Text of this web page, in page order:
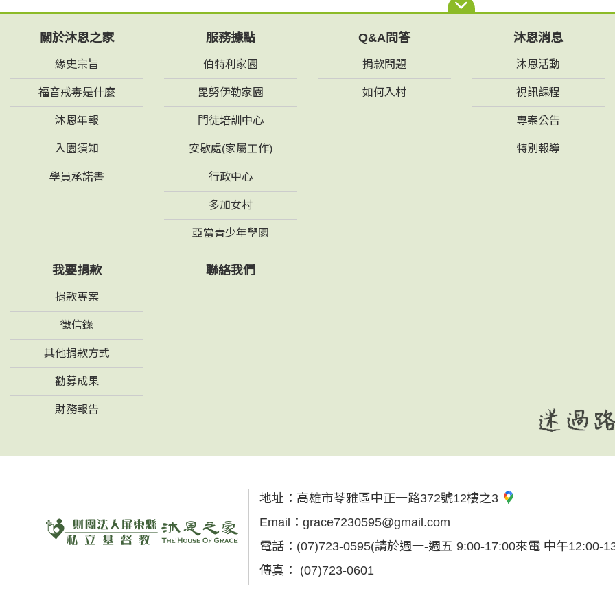
關於沐恩之家
緣史宗旨
福音戒毒是什麼
沐恩年報
入園須知
學員承諾書
服務據點
伯特利家園
毘努伊勒家園
門徒培訓中心
安歇處(家屬工作)
行政中心
多加女村
亞當青少年學園
Q&A問答
捐款問題
如何入村
沐恩消息
沐恩活動
視訊課程
專案公告
特別報導
我要捐款
捐款專案
徵信錄
其他捐款方式
勸募成果
財務報告
聯絡我們
地址： 高雄市苓雅區中正一路372號12樓之3
Email： grace7230595@gmail.com
電話： (07)723-0595(請於週一-週五 9:00-17:00來電 中午12:00-
傳真：
(07)723-0601